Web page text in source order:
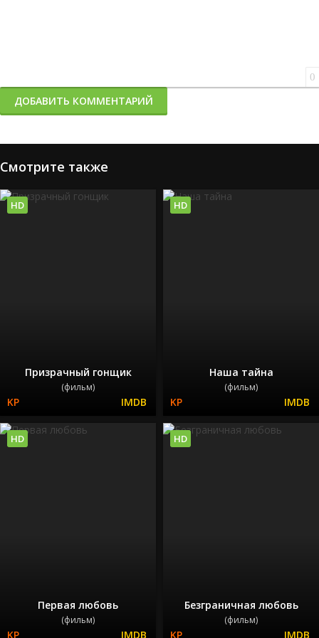
0
ДОБАВИТЬ КОММЕНТАРИЙ
Смотрите также
Призрачный гонщик
(фильм)
HD
Наша тайна
(фильм)
HD
Первая любовь
(фильм)
HD
Безграничная любовь
(фильм)
HD